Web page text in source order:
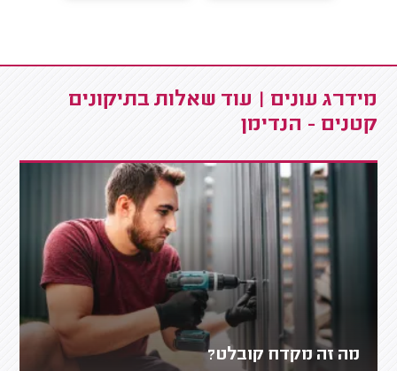
מידרג עונים | עוד שאלות בתיקונים
קטנים - הנדימן
מה זה מקדח קובלט?